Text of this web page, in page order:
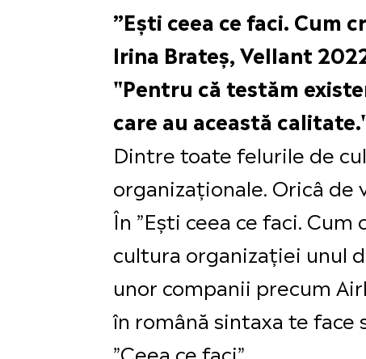
”Ești ceea ce faci. Cum
Irina Brateș, Vellant
"Pentru că testăm
care au această
Dintre toate felurile de
organizaționale. Oricâ de
În ”Ești ceea ce faci.
cultura organizației unul
unor companii precum
în română sintaxa te face
”Ceea ce faci”.